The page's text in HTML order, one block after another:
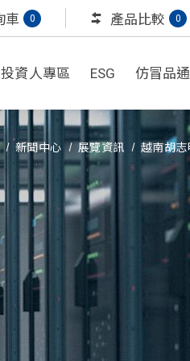
車 0 產品比較 0
投資人專區 ESG 仿冒品
新聞中心 展覽資訊 越南胡